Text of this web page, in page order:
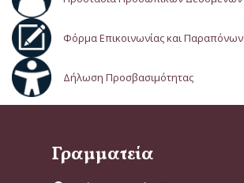
Φόρμα Επικοινωνίας και Παραπόνων
Δήλωση Προσβασιμότητας
Γραμματεία